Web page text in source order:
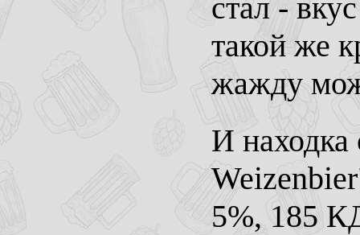
стал -
такой же
жажду
И находка
5%, 185